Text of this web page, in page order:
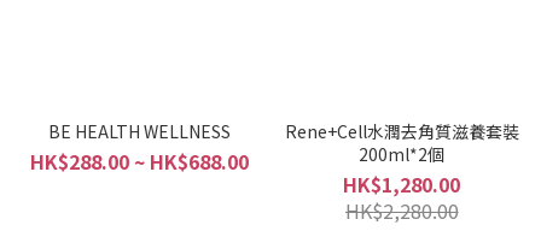
BE HEALTH WELLNESS
HK$288.00 ~ HK$688.00
Rene+Cell水潤去角質滋養套裝
200ml*2個
HK$1,280.00
HK$2,280.00